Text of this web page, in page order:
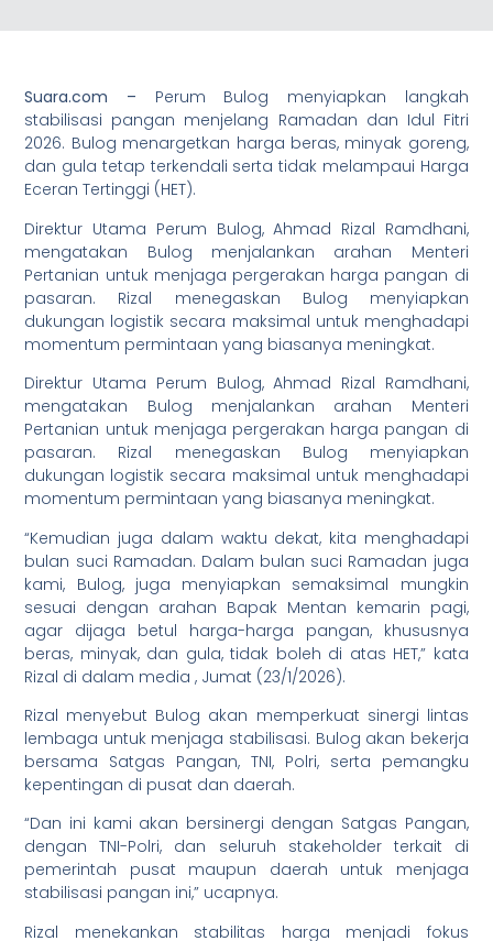
Suara.com – Perum Bulog menyiapkan langkah
stabilisasi pangan menjelang Ramadan dan Idul Fitri
2026. Bulog menargetkan harga beras, minyak goreng,
dan gula tetap terkendali serta tidak melampaui Harga
Eceran Tertinggi (HET).
Direktur Utama Perum Bulog, Ahmad Rizal Ramdhani,
mengatakan Bulog menjalankan arahan Menteri
Pertanian untuk menjaga pergerakan harga pangan di
pasaran. Rizal menegaskan Bulog menyiapkan
dukungan logistik secara maksimal untuk menghadapi
momentum permintaan yang biasanya meningkat.
Direktur Utama Perum Bulog, Ahmad Rizal Ramdhani,
mengatakan Bulog menjalankan arahan Menteri
Pertanian untuk menjaga pergerakan harga pangan di
pasaran. Rizal menegaskan Bulog menyiapkan
dukungan logistik secara maksimal untuk menghadapi
momentum permintaan yang biasanya meningkat.
“Kemudian juga dalam waktu dekat, kita menghadapi
bulan suci Ramadan. Dalam bulan suci Ramadan juga
kami, Bulog, juga menyiapkan semaksimal mungkin
sesuai dengan arahan Bapak Mentan kemarin pagi,
agar dijaga betul harga-harga pangan, khususnya
beras, minyak, dan gula, tidak boleh di atas HET,” kata
Rizal di dalam media , Jumat (23/1/2026).
Rizal menyebut Bulog akan memperkuat sinergi lintas
lembaga untuk menjaga stabilisasi. Bulog akan bekerja
bersama Satgas Pangan, TNI, Polri, serta pemangku
kepentingan di pusat dan daerah.
“Dan ini kami akan bersinergi dengan Satgas Pangan,
dengan TNI-Polri, dan seluruh stakeholder terkait di
pemerintah pusat maupun daerah untuk menjaga
stabilisasi pangan ini,” ucapnya.
Rizal menekankan stabilitas harga menjadi fokus